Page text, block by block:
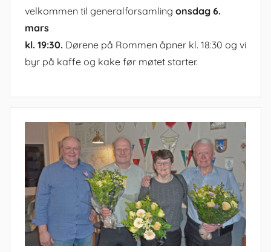
velkommen til generalforsamling onsdag 6.
mars
kl. 19:30. Dørene på Rommen åpner kl. 18:30 og vi
byr på kaffe og kake før møtet starter.